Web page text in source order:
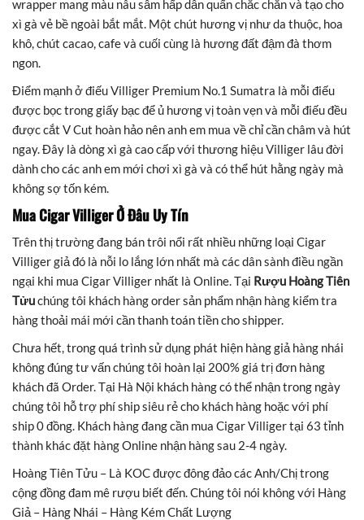
wrapper mang màu nâu sẫm hấp dẫn quấn chắc chắn và tạo cho
xì gà vẻ bề ngoài bắt mắt. Một chút hương vị như da thuộc, hoa
khô, chút cacao, cafe và cuối cùng là hương đất đậm đà thơm
ngon.
Điểm mạnh ở điếu Villiger Premium No.1 Sumatra là mỗi điếu
được bọc trong giấy bạc để ủ hương vị toàn vẹn và mỗi điếu đều
được cắt V Cut hoàn hảo nên anh em mua về chỉ cần châm và hút
ngay. Đây là dòng xì gà cao cấp với thương hiệu Villiger lâu đời
dành cho các anh em mới chơi xì gà và có thể hút hằng ngày mà
không sợ tốn kém.
Mua Cigar Villiger Ở Đâu Uy Tín
Trên thị trường đang bán trôi nổi rất nhiều những loại Cigar
Villiger giả đó là nỗi lo lắng lớn nhất mà các dân sành điều ngần
ngại khi mua Cigar Villiger nhất là Online. Tại Rượu Hoàng Tiên
Tửuchúng tôi khách hàng order sản phẩm nhận hàng kiểm tra
hàng thoải mái mới cần thanh toán tiền cho shipper.
Chưa hết, trong quá trình sử dụng phát hiện hàng giả hàng nhái
không đúng tư vấn chúng tôi hoàn lại 200% giá trị đơn hàng
khách đã Order. Tại Hà Nội khách hàng có thể nhận trong ngày
chúng tôi hỗ trợ phí ship siêu rẻ cho khách hàng hoặc với phí
ship 0 đồng. Khách hàng đang cần mua Cigar Villiger tại 63 tỉnh
thành khác đặt hàng Online nhận hàng sau 2-4 ngày.
Hoàng Tiên Tửu – Là KOC được đông đảo các Anh/Chị trong
cộng đồng đam mê rượu biết đến. Chúng tôi nói không với Hàng
Giả – Hàng Nhái – Hàng Kém Chất Lượng